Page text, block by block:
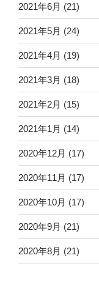
2021年6月 (21)
2021年5月 (24)
2021年4月 (19)
2021年3月 (18)
2021年2月 (15)
2021年1月 (14)
2020年12月 (17)
2020年11月 (17)
2020年10月 (17)
2020年9月 (21)
2020年8月 (21)